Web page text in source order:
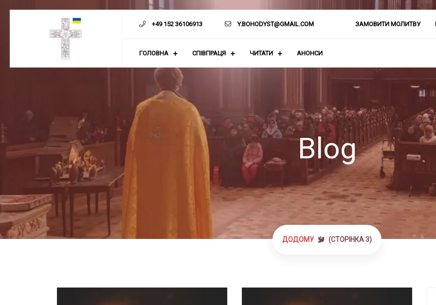
+49 152 36106913 Y.BOHODYST@GMAIL.COM ЗАМОВИТИ МОЛИТВУ
ГОЛОВНА СПІВПРАЦЯ ЧИТАТИ АНОНСИ
Blog
ДОДОМУ (СТОРІНКА 3)